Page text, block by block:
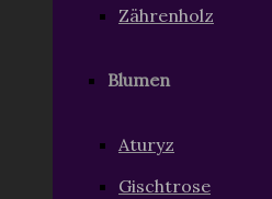
Zährenholz
Blumen
Aturyz
Gischtrose